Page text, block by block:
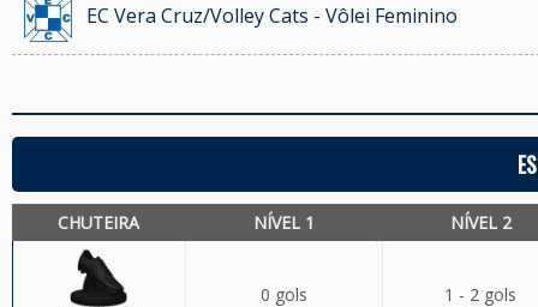
EC Vera Cruz/Volley Cats - Vôlei Feminino
CHUTEIRA NÍVEL 1 NÍVEL 2
0 gols 1 - 2 gols